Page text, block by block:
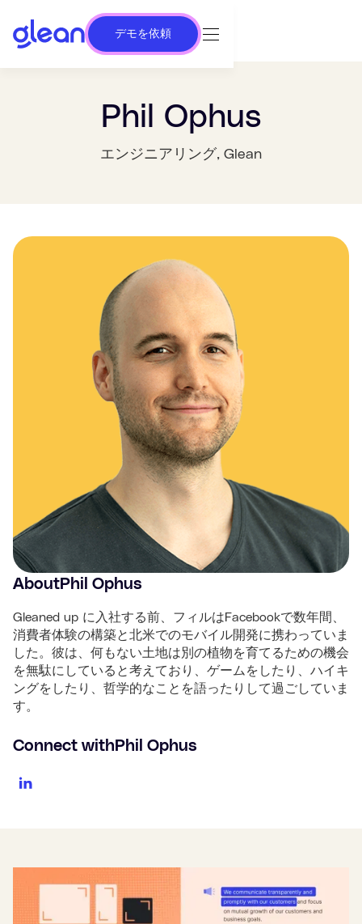
デモを依頼
Phil Ophus
エンジニアリング, Glean
AboutPhil Ophus
Gleaned up に入社する前、フィルはFacebookで数年間、
消費者体験の構築と北米でのモバイル開発に携わっていま
した。彼は、何もない土地は別の植物を育てるための機会
を無駄にしていると考えており、ゲームをしたり、ハイキ
ングをしたり、哲学的なことを語ったりして過ごしていま
す。
Connect with Phil Ophus